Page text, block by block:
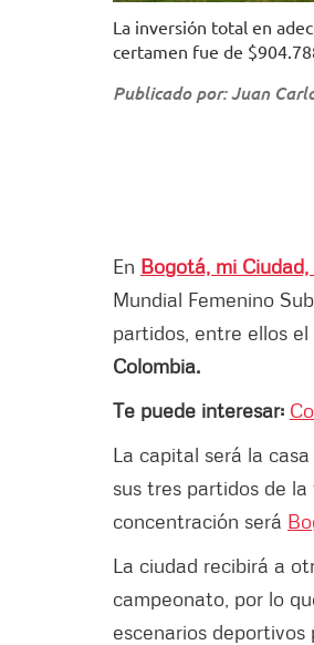
La inversión total en
certamen fue de
Publicado por: Juan
En Bogotá, mi Ciudad,
Mundial Femenino
partidos, entre ellos
Colombia.
Te puede interesar:
La capital será la
sus tres partidos de
concentración será
La ciudad recibirá a
campeonato, por lo
escenarios